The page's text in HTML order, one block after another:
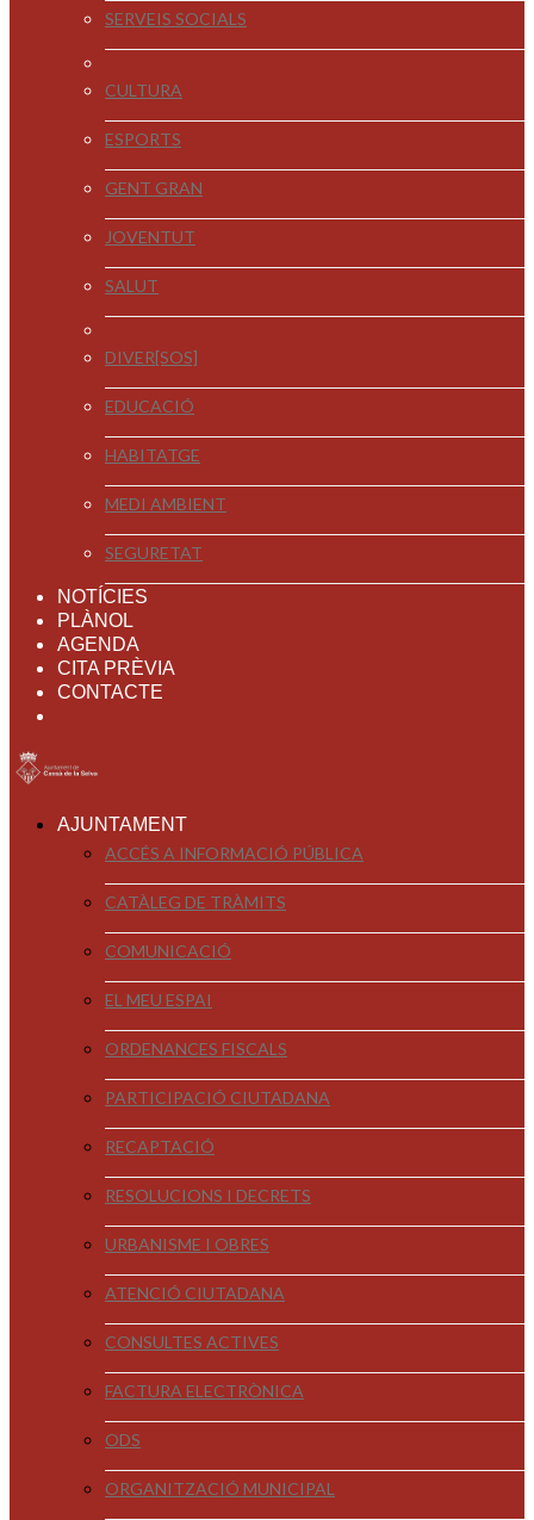
SERVEIS SOCIALS
CULTURA
ESPORTS
GENT GRAN
JOVENTUT
SALUT
DIVER[SOS]
EDUCACIÓ
HABITATGE
MEDI AMBIENT
SEGURETAT
NOTÍCIES
PLÀNOL
AGENDA
CITA PRÈVIA
CONTACTE
AJUNTAMENT
ACCÉS A INFORMACIÓ PÚBLICA
CATÀLEG DE TRÀMITS
COMUNICACIÓ
EL MEU ESPAI
ORDENANCES FISCALS
PARTICIPACIÓ CIUTADANA
RECAPTACIÓ
RESOLUCIONS I DECRETS
URBANISME I OBRES
ATENCIÓ CIUTADANA
CONSULTES ACTIVES
FACTURA ELECTRÒNICA
ODS
ORGANITZACIÓ MUNICIPAL